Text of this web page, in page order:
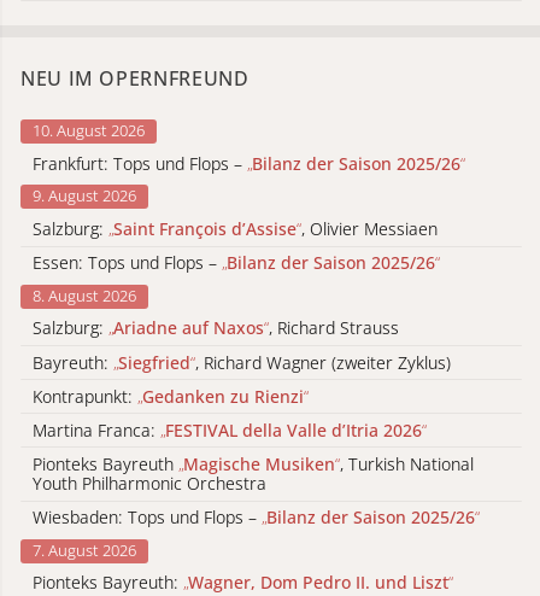
NEU IM OPERNFREUND
10. August 2026
Frankfurt: Tops und Flops – „Bilanz der Saison 2025/26“
9. August 2026
Salzburg: „Saint François d’Assise“, Olivier Messiaen
Essen: Tops und Flops – „Bilanz der Saison 2025/26“
8. August 2026
Salzburg: „Ariadne auf Naxos“, Richard Strauss
Bayreuth: „Siegfried“, Richard Wagner (zweiter Zyklus)
Kontrapunkt: „Gedanken zu Rienzi“
Martina Franca: „FESTIVAL della Valle d’Itria 2026“
Pionteks Bayreuth „Magische Musiken“, Turkish National
Youth Philharmonic Orchestra
Wiesbaden: Tops und Flops – „Bilanz der Saison 2025/26“
7. August 2026
Pionteks Bayreuth: „Wagner, Dom Pedro II. und Liszt“